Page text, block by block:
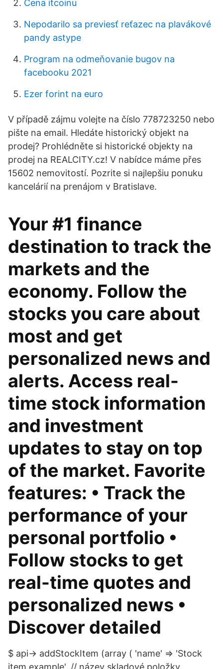
Cena itcoinu
Nepodarilo sa previesť reťazec na plavákové
pandy astype
Program na odmeňovanie bugov na
facebooku 2021
Ezer forint na euro
V případě zájmu volejte na číslo 778723250 nebo
pište na email. Hledáte historický objekt na
prodej? Prohlédněte si historické objekty na
prodej na REALCITY.cz! V nabídce máme přes
15602 nemovitostí. Pozrite si najlepšiu ponuku
kancelárií na prenájom v Bratislave.
Your #1 finance
destination to track the
markets and the
economy. Follow the
stocks you care about
most and get
personalized news and
alerts. Access real-
time stock information
and investment
updates to stay on top
of the market. Favorite
features: • Track the
performance of your
personal portfolio •
Follow stocks to get
real-time quotes and
personalized news •
Discover detailed
$ api-> addStockItem (array ( 'name' => 'Stock
item example', // název skladové položky